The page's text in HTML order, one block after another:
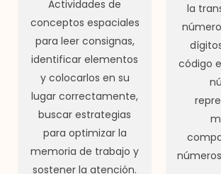
Actividades de
conceptos espaciales
para leer consignas,
identificar elementos
y colocarlos en su
lugar correctamente,
buscar estrategias
para optimizar la
memoria de trabajo y
sostener la atención.
la
código